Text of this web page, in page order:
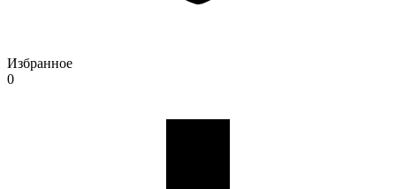
Избранное
0